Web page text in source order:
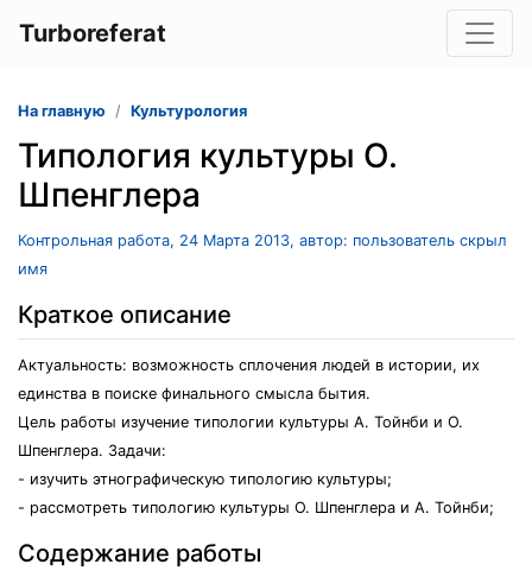
Turboreferat
На главную Культурология
Типология культуры О.
Шпенглера
Контрольная работа, 24 Марта 2013, автор: пользователь скрыл
имя
Краткое описание
Актуальность: возможность сплочения людей в истории, их
единства в поиске финального смысла бытия.
Цель работы изучение типологии культуры А. Тойнби и О.
Шпенглера. Задачи:
- изучить этнографическую типологию культуры;
- рассмотреть типологию культуры О. Шпенглера и А. Тойнби;
Содержание работы